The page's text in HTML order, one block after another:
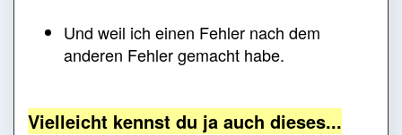
Und weil ich einen Fehler nach dem
anderen Fehler gemacht habe.
Vielleicht kennst du ja auch dieses...